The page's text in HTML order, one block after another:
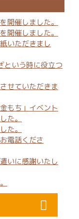
開催しました。
開催しました。
いただきまし
という時に役立つ
せていただきま
もち」イベント
た。
た。
電話くださ
いに感謝いたし